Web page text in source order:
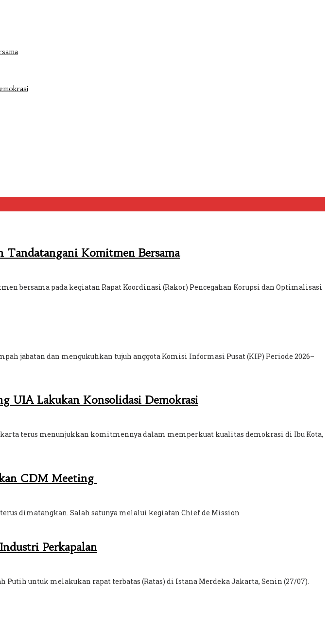
Tandatangani Komitmen Bersama
bersama pada kegiatan Rapat Koordinasi (Rakor) Pencegahan Korupsi dan Optimalisasi
jabatan dan mengukuhkan tujuh anggota Komisi Informasi Pusat (KIP) Periode 2026–
UIA Lakukan Konsolidasi Demokrasi
terus menunjukkan komitmennya dalam memperkuat kualitas demokrasi di Ibu Kota,
CDM Meeting
terus dimatangkan. Salah satunya melalui kegiatan Chief de Mission
Perkapalan
untuk melakukan rapat terbatas (Ratas) di Istana Merdeka Jakarta, Senin (27/07).